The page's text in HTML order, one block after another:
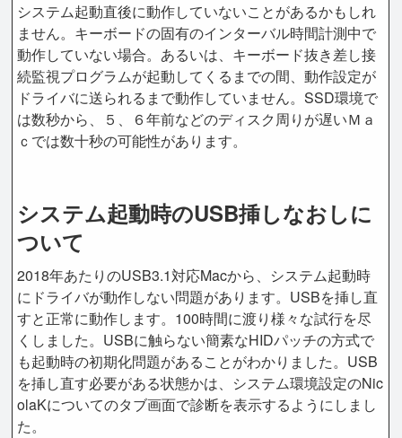
システム起動直後に動作していないことがあるかもしれ
ません。キーボードの固有のインターバル時間計測中で
動作していない場合。あるいは、キーボード抜き差し接
続監視プログラムが起動してくるまでの間、動作設定が
ドライバに送られるまで動作していません。SSD環境で
は数秒から、５、６年前などのディスク周りが遅いＭａ
ｃでは数十秒の可能性があります。
システム起動時のUSB挿しなおしに
ついて
2018年あたりのUSB3.1対応Macから、システム起動時
にドライバが動作しない問題があります。USBを挿し直
すと正常に動作します。100時間に渡り様々な試行を尽
くしました。USBに触らない簡素なHIDパッチの方式で
も起動時の初期化問題があることがわかりました。USB
を挿し直す必要がある状態かは、システム環境設定のNic
olaKについてのタブ画面で診断を表示するようにしまし
た。